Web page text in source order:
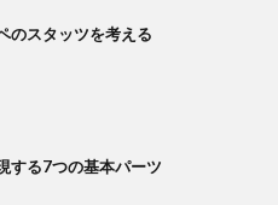
のスタッツを考える
する7つの基本パーツ